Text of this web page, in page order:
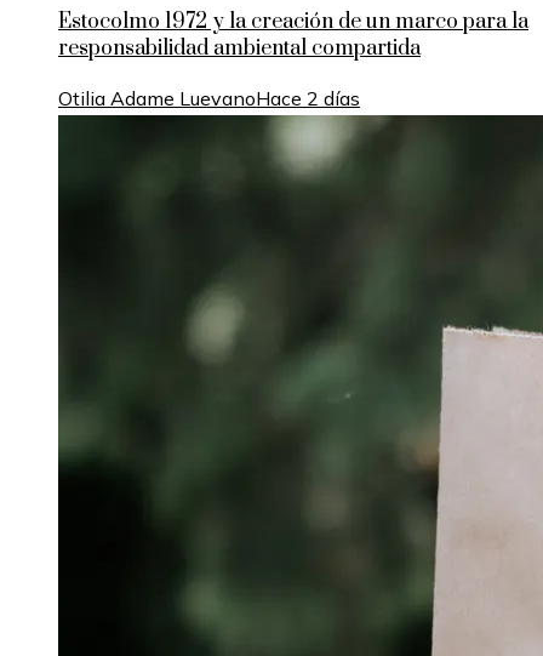
Estocolmo 1972 y la creación de un marco para la
responsabilidad ambiental compartida
Otilia Adame LuevanoHace 2 días